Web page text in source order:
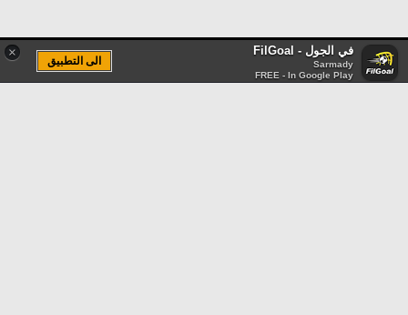
× في الجول - FilGoal
Sarmady
FREE - In Google Play
الى التطبيق